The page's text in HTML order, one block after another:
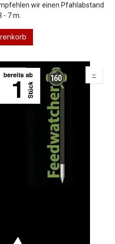
wir einen Pfahlabstand
- 7 m.